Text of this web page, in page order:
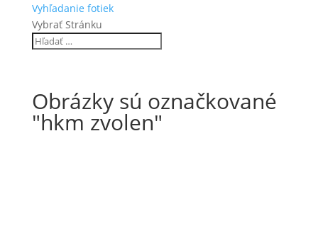
Vyhľadanie fotiek
Vybrať Stránku
Obrázky sú označkované
"hkm zvolen"